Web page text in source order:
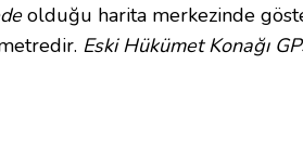
olduğu harita merkezinde
Eski Hükümet Konağı